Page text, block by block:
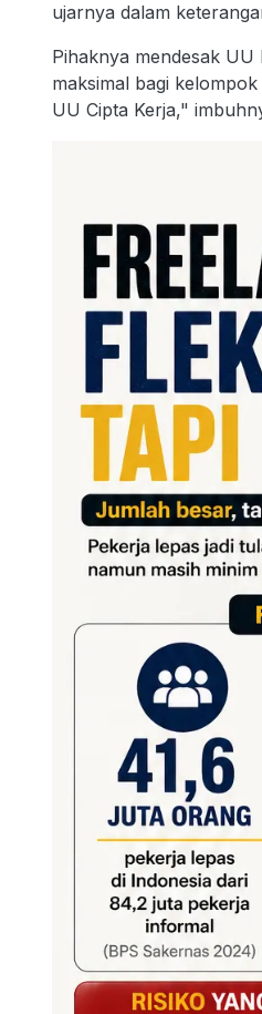
ujarnya dalam
Pihaknya mendesak
maksimal bagi
UU Cipta Kerja,"